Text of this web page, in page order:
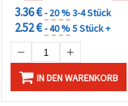
3.36 €- 20 %3-4 Stück
2.52 €- 40 %5 Stück +
IN DEN WARENKORB